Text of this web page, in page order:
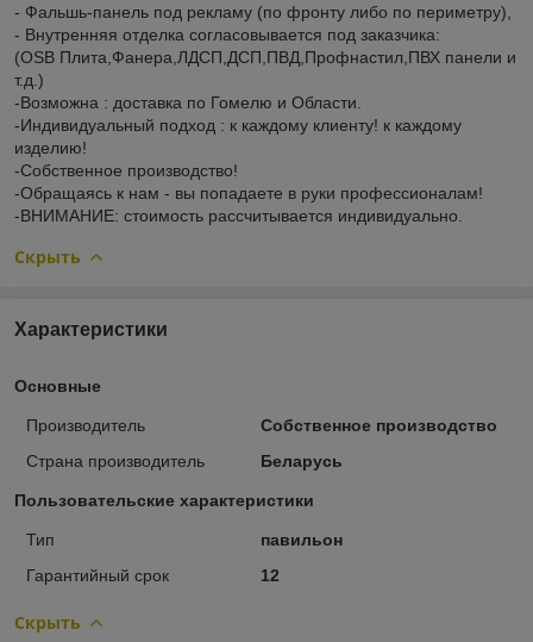
- Фальшь-панель под рекламу (по фронту либо по периметру),
- Внутренняя отделка согласовывается под заказчика:
(OSB Плита,Фанера,ЛДСП,ДСП,ПВД,Профнастил,ПВХ панели и
т.д.)
-Возможна : доставка по Гомелю и Области.
-Индивидуальный подход : к каждому клиенту! к каждому
изделию!
-Собственное производство!
-Обращаясь к нам - вы попадаете в руки профессионалам!
-ВНИМАНИЕ: стоимость рассчитывается индивидуально.
Скрыть
Характеристики
Основные
Производитель
Собственное производство
Страна производитель
Беларусь
Пользовательские характеристики
Тип
павильон
Гарантийный срок
12
Скрыть